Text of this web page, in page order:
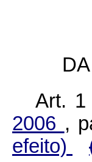
Art.
2006 ,
efeito)